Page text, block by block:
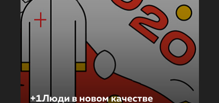
+1Люди в новом качестве